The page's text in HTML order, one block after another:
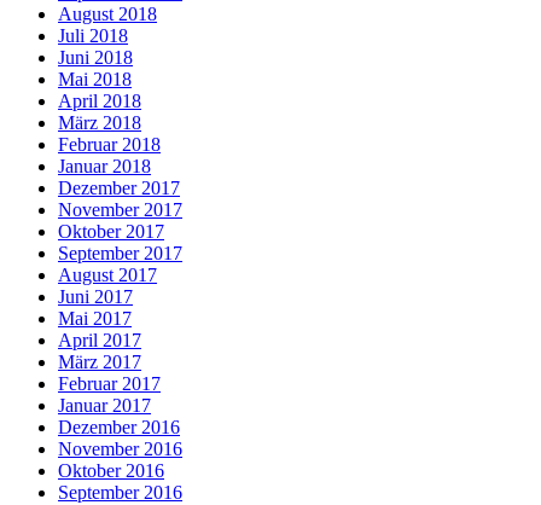
August 2018
Juli 2018
Juni 2018
Mai 2018
April 2018
März 2018
Februar 2018
Januar 2018
Dezember 2017
November 2017
Oktober 2017
September 2017
August 2017
Juni 2017
Mai 2017
April 2017
März 2017
Februar 2017
Januar 2017
Dezember 2016
November 2016
Oktober 2016
September 2016